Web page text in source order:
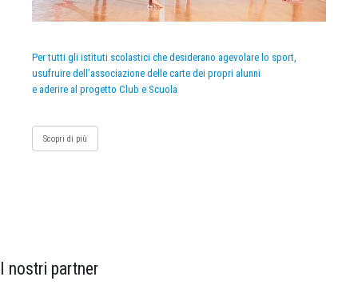
Per tutti gli istituti scolastici che desiderano agevolare lo sport,
usufruire dell’associazione delle carte dei propri alunni
e aderire al progetto Club e Scuola
Scopri di più
I nostri partner